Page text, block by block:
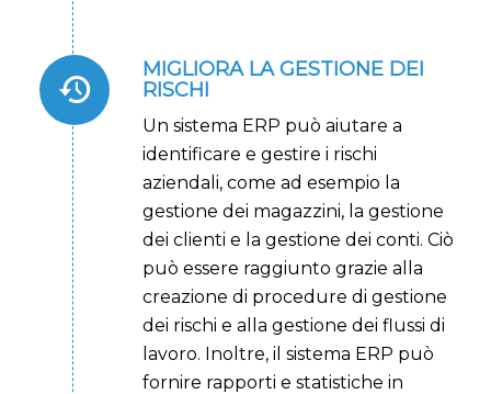
MIGLIORA LA GESTIONE DEI
RISCHI
Un sistema ERP può aiutare a
identificare e gestire i rischi
aziendali, come ad esempio la
gestione dei magazzini, la gestione
dei clienti e la gestione dei conti. Ciò
può essere raggiunto grazie alla
creazione di procedure di gestione
dei rischi e alla gestione dei flussi di
lavoro. Inoltre, il sistema ERP può
fornire rapporti e statistiche in